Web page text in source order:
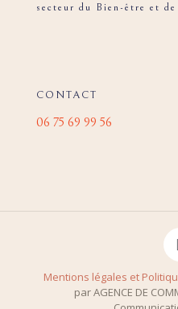
secteur du Bien-être et
CONTACT
06 75 69 99 56
Mentions légales et
par AGENCE DE